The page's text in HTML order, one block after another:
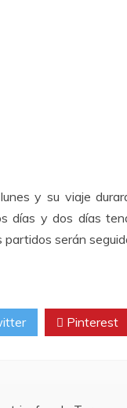
y su viaje
días y dos días
serán
Pinterest